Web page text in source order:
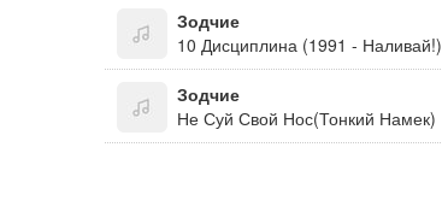
Зодчие
10 Дисциплина (1991 - Наливай!)
Зодчие
Не Суй Свой Нос(Тонкий Намек)